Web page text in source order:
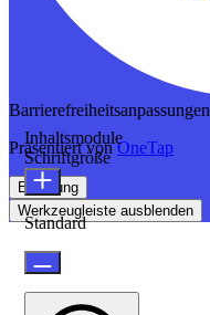
Barrierefreiheitsanpassungen
Präsentiert vonOneTap
Erklärung
Werkzeugleiste ausblenden
Inhaltsmodule
Schriftgröße
Standard